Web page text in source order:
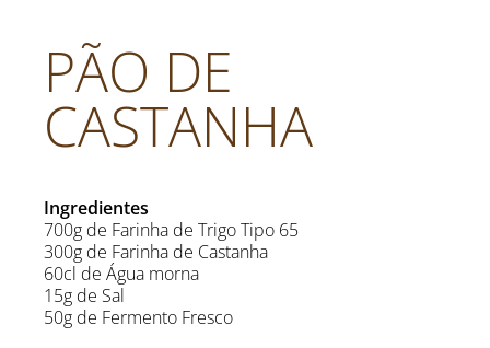
PÃO DE
CASTANHA
Ingredientes
700g de Farinha de Trigo Tipo 65
300g de Farinha de Castanha
60cl de Água morna
15g de Sal
50g de Fermento Fresco